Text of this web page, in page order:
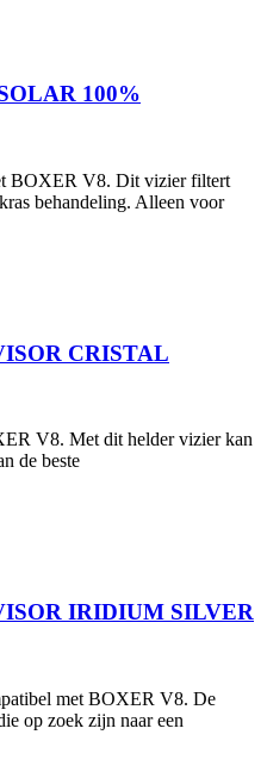
100%
BOXER V8. Dit vizier filtert
behandeling. Alleen voor
CRISTAL
V8. Met dit helder vizier kan
de beste
IRIDIUM SILVER
met BOXER V8. De
op zoek zijn naar een